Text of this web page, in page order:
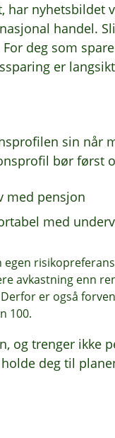
har nyhetsbildet
handel.
deg som
er
sin når
bør først
med pensjon
med
avkastning enn
er også
100.
og trenger ikke
deg til